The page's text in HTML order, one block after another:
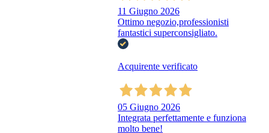
11 Giugno 2026
Ottimo negozio,professionisti
fantastici superconsigliato.
Acquirente verificato
05 Giugno 2026
Integrata perfettamente e funziona
molto bene!